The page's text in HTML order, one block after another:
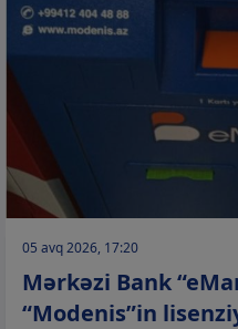
05 avq 2026, 17:20
Mərkəzi Bank
“Modenis”in